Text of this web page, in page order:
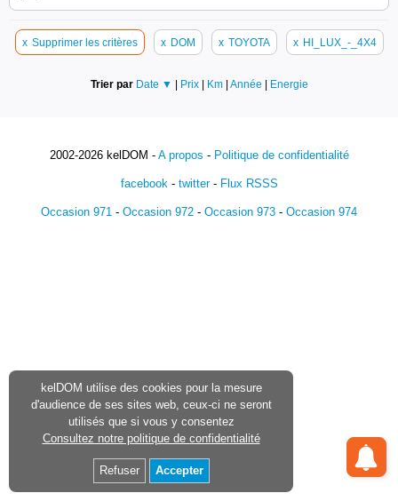
x Supprimer les critères x DOM x TOYOTA x HI_LUX_-_4X4
Trier par Date ▼ | Prix | Km | Année | Energie
2002-2026 kelDOM - A propos - Politique de confidentialité
facebook- twitter- Flux RSSS
Occasion 971 - Occasion 972 - Occasion 973 - Occasion 974
kelDOM utilise des cookies pour la mesure
d'audience de ses sites web, ceux-ci ne seront
utilisés que si vous y consentez
Consultez notre politique de confidentialité
Refuser Accepter